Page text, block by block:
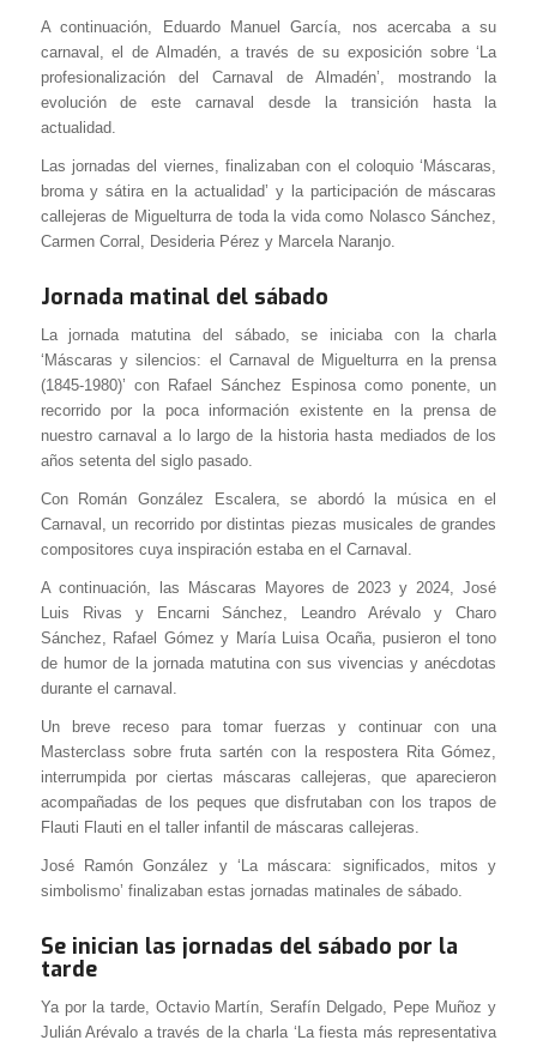
A continuación, Eduardo Manuel García, nos acercaba a su
carnaval, el de Almadén, a través de su exposición sobre ‘La
profesionalización del Carnaval de Almadén’, mostrando la
evolución de este carnaval desde la transición hasta la
actualidad.
Las jornadas del viernes, finalizaban con el coloquio ‘Máscaras,
broma y sátira en la actualidad’ y la participación de máscaras
callejeras de Miguelturra de toda la vida como Nolasco Sánchez,
Carmen Corral, Desideria Pérez y Marcela Naranjo.
Jornada matinal del sábado
La jornada matutina del sábado, se iniciaba con la charla
‘Máscaras y silencios: el Carnaval de Miguelturra en la prensa
(1845-1980)’ con Rafael Sánchez Espinosa como ponente, un
recorrido por la poca información existente en la prensa de
nuestro carnaval a lo largo de la historia hasta mediados de los
años setenta del siglo pasado.
Con Román González Escalera, se abordó la música en el
Carnaval, un recorrido por distintas piezas musicales de grandes
compositores cuya inspiración estaba en el Carnaval.
A continuación, las Máscaras Mayores de 2023 y 2024, José
Luis Rivas y Encarni Sánchez, Leandro Arévalo y Charo
Sánchez, Rafael Gómez y María Luisa Ocaña, pusieron el tono
de humor de la jornada matutina con sus vivencias y anécdotas
durante el carnaval.
Un breve receso para tomar fuerzas y continuar con una
Masterclass sobre fruta sartén con la respostera Rita Gómez,
interrumpida por ciertas máscaras callejeras, que aparecieron
acompañadas de los peques que disfrutaban con los trapos de
Flauti Flauti en el taller infantil de máscaras callejeras.
José Ramón González y ‘La máscara: significados, mitos y
simbolismo’ finalizaban estas jornadas matinales de sábado.
Se inician las jornadas del sábado por la
tarde
Ya por la tarde, Octavio Martín, Serafín Delgado, Pepe Muñoz y
Julián Arévalo a través de la charla ‘La fiesta más representativa